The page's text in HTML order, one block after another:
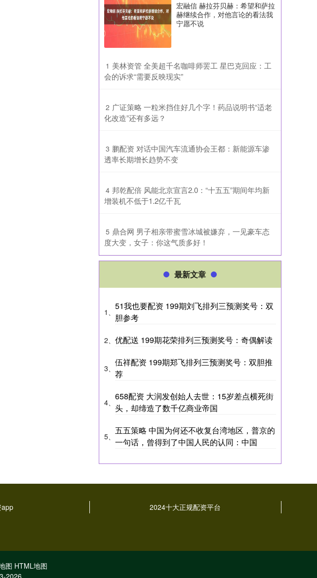
宏融信 赫拉芬贝赫：希望和萨拉
赫继续合作，对他言论的看法我
宁愿不说
1 ​美林资管 全美超千名咖啡师罢工 星巴克回应：工
会的诉求“需要反映现实”
2 ​广证策略 一粒米挡住好几个字！药品说明书“适老
化改造”还有多远？
3 ​鹏配资 对话中国汽车流通协会王都：新能源车渗
透率长期增长趋势不变
4 ​邦乾配倍 风能北京宣言2.0：“十五五”期间年均新
增装机不低于1.2亿千瓦
5 ​鼎合网 男子相亲带蜜雪冰城被嫌弃，一见豪车态
度大变，女子：你这气质多好！
最新文章
1、
51我也要配资 199期刘飞排列三预测奖号：双
胆参考
2、 优配送 199期花荣排列三预测奖号：奇偶解读
3、
伍祥配资 199期郑飞排列三预测奖号：双胆推
荐
4、
658配资 大润发创始人去世：15岁差点横死街
头，却缔造了数千亿商业帝国
5、
五五策略 中国为何还不收复台湾地区，普京的
一句话，曾得到了中国人民的认同：中国
2024十大正规配资平台
图 HTML地图
2026